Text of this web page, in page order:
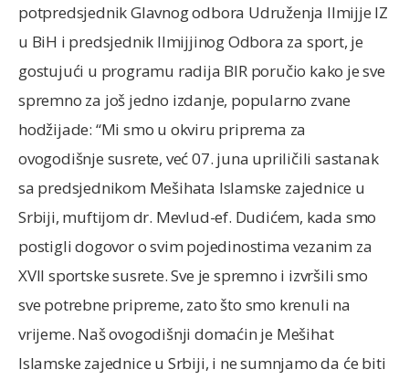
potpredsjednik Glavnog odbora Udruženja Ilmijje IZ
u BiH i predsjednik Ilmijjinog Odbora za sport, je
gostujući u programu radija BIR poručio kako je sve
spremno za još jedno izdanje, popularno zvane
hodžijade: “Mi smo u okviru priprema za
ovogodišnje susrete, već 07. juna upriličili sastanak
sa predsjednikom Mešihata Islamske zajednice u
Srbiji, muftijom dr. Mevlud-ef. Dudićem, kada smo
postigli dogovor o svim pojedinostima vezanim za
XVII sportske susrete. Sve je spremno i izvršili smo
sve potrebne pripreme, zato što smo krenuli na
vrijeme. Naš ovogodišnji domaćin je Mešihat
Islamske zajednice u Srbiji, i ne sumnjamo da će biti